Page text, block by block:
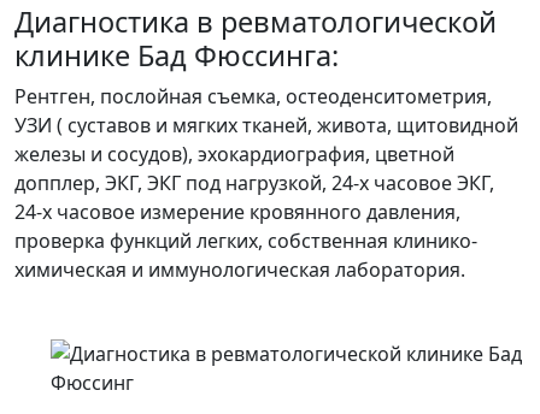
Диагностика в ревматологической
клинике Бад Фюссинга:
Рентген, послойная съемка, остеоденситометрия,
УЗИ ( суставов и мягких тканей, живота, щитовидной
железы и сосудов), эхокардиография, цветной
допплер, ЭКГ, ЭКГ под нагрузкой, 24-х часовое ЭКГ,
24-х часовое измерение кровянного давления,
проверка функций легких, собственная клинико-
химическая и иммунологическая лаборатория.